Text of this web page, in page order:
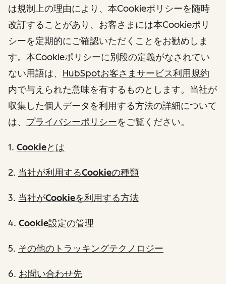
は規制上の理由により、本Cookieポリシーを随時
改訂することがあり、お客さまには本Cookieポリ
シーを定期的にご確認いただくことをお勧めしま
す。本Cookieポリシーに別段の定義がなされてい
ない用語は、 HubSpotお客さまサービス利用規約
内で与えられた意味を有するものとします。当社が
収集した個人データを利用する方法の詳細について
は、 プライバシーポリシーをご覧ください。
1. Cookieとは
2. 当社が利用するCookieの種類
3. 当社がCookieを利用する方法
4. Cookie設定の管理
5. その他のトラッキングテクノロジー
6. お問い合わせ先